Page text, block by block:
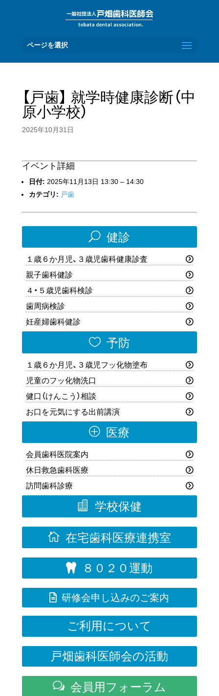
ページを選択
【戸歯】 就学時健康診断（中
原小学校）
2025年10月31日
イベント詳細
日付: 2025年11月13日 13:30– 14:30
カテゴリ: 戸歯
U 健診
１歳６か月児、３歳児歯科健康診査
親子歯科健診
４・５歳児歯科検診
歯周病検診
妊産婦歯科健診
 予防
１歳６か月児、３歳児フッ化物塗布
児童のフッ化物洗口
健口（けんこう）相談
お口を元気にする出前講演
P 医療
会員歯科医院案内
休日救急歯科医療
訪問歯科診療
 学校保健
 在宅歯科医療連携室
 ８０２０運動
 研修会申し込みのご案内
ご利用について
戸畑歯科医師会の活動
w 会員用フォーラム